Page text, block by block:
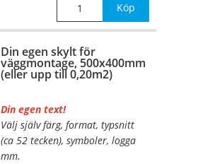
Köp
Din egen skylt för
väggmontage, 500x400mm
(eller upp till 0,20m2)
Din egen text!
Välj själv färg, format, typsnitt
(ca 52 tecken), symboler, logga
mm.